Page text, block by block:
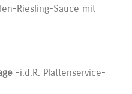
Riesling-Sauce mit
-i.d.R. Plattenservice-